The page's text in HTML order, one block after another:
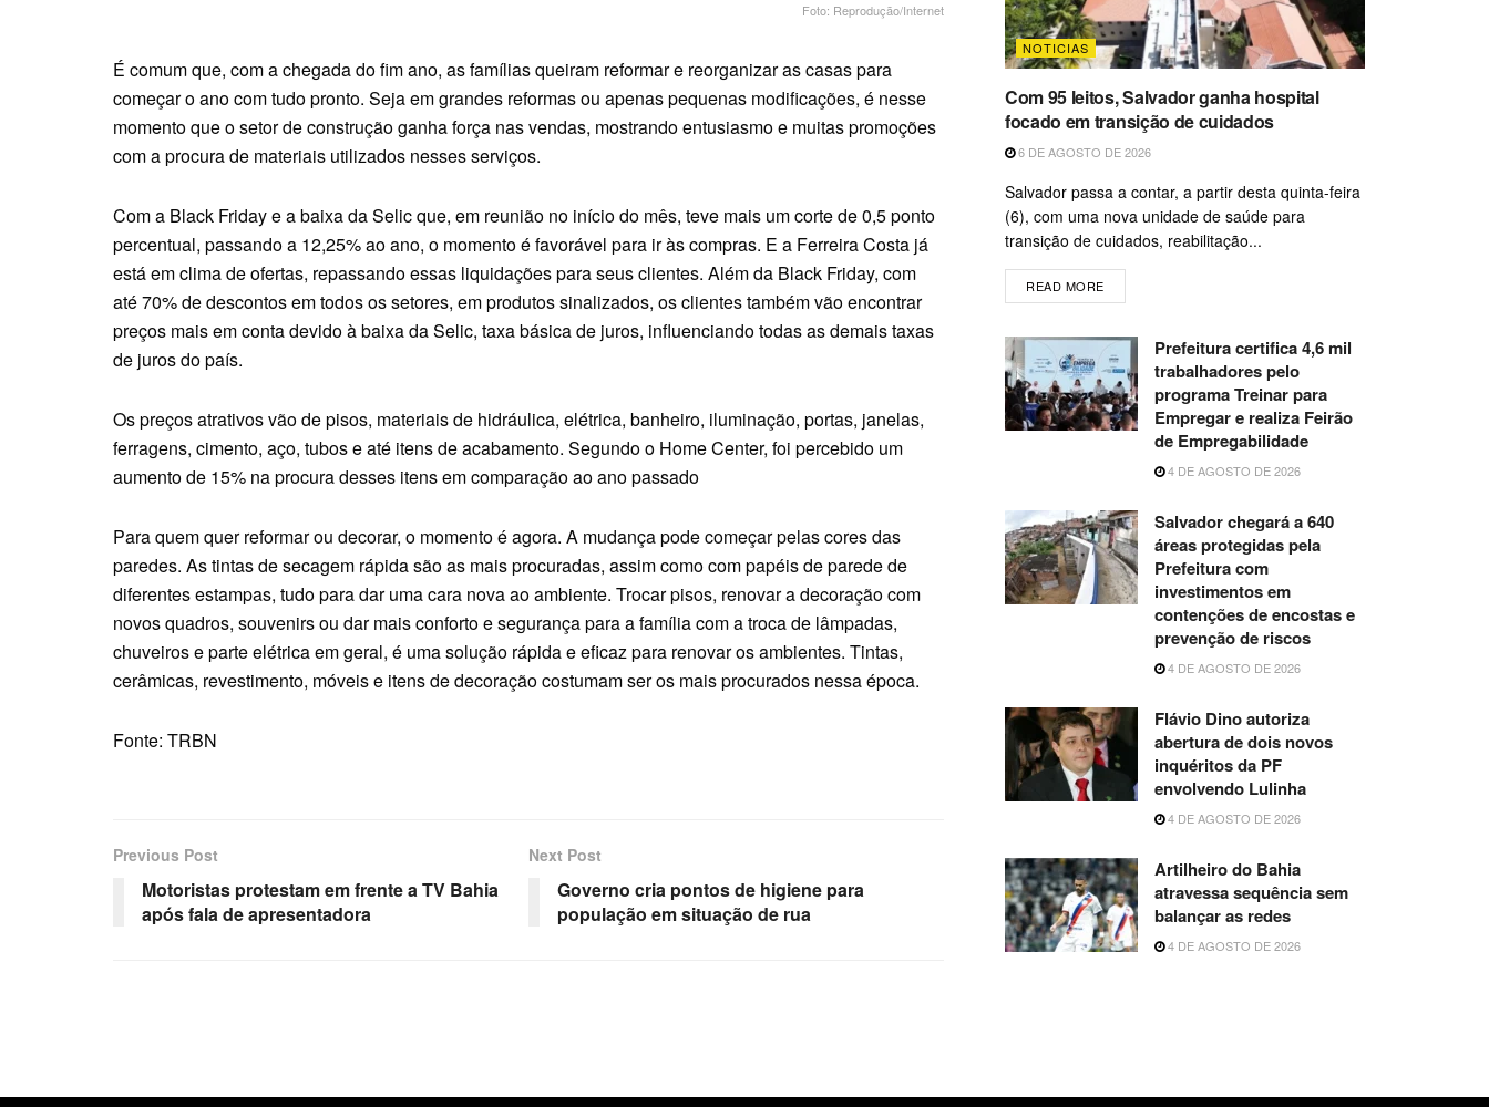
Foto: Reprodução/Internet
É comum que, com a chegada do fim ano, as famílias queiram reformar e reorganizar as casas para
começar o ano com tudo pronto. Seja em grandes reformas ou apenas pequenas modificações, é nesse
momento que o setor de construção ganha força nas vendas, mostrando entusiasmo e muitas promoções
com a procura de materiais utilizados nesses serviços.
Com a Black Friday e a baixa da Selic que, em reunião no início do mês, teve mais um corte de 0,5 ponto
percentual, passando a 12,25% ao ano, o momento é favorável para ir às compras. E a Ferreira Costa já
está em clima de ofertas, repassando essas liquidações para seus clientes. Além da Black Friday, com
até 70% de descontos em todos os setores, em produtos sinalizados, os clientes também vão encontrar
preços mais em conta devido à baixa da Selic, taxa básica de juros, influenciando todas as demais taxas
de juros do país.
Os preços atrativos vão de pisos, materiais de hidráulica, elétrica, banheiro, iluminação, portas, janelas,
ferragens, cimento, aço, tubos e até itens de acabamento. Segundo o Home Center, foi percebido um
aumento de 15% na procura desses itens em comparação ao ano passado
Para quem quer reformar ou decorar, o momento é agora. A mudança pode começar pelas cores das
paredes. As tintas de secagem rápida são as mais procuradas, assim como com papéis de parede de
diferentes estampas, tudo para dar uma cara nova ao ambiente. Trocar pisos, renovar a decoração com
novos quadros, souvenirs ou dar mais conforto e segurança para a família com a troca de lâmpadas,
chuveiros e parte elétrica em geral, é uma solução rápida e eficaz para renovar os ambientes. Tintas,
cerâmicas, revestimento, móveis e itens de decoração costumam ser os mais procurados nessa época.
Fonte: TRBN
Previous Post
Motoristas protestam em frente a TV Bahia
após fala de apresentadora
Next Post
Governo cria pontos de higiene para
população em situação de rua
NOTICIAS
Com 95 leitos, Salvador ganha hospital
focado em transição de cuidados
6 DE AGOSTO DE 2026
Salvador passa a contar, a partir desta quinta-feira
(6), com uma nova unidade de saúde para
transição de cuidados, reabilitação...
READ MORE
Prefeitura certifica 4,6 mil
trabalhadores pelo
programa Treinar para
Empregar e realiza Feirão
de Empregabilidade
4 DE AGOSTO DE 2026
Salvador chegará a 640
áreas protegidas pela
Prefeitura com
investimentos em
contenções de encostas e
prevenção de riscos
4 DE AGOSTO DE 2026
Flávio Dino autoriza
abertura de dois novos
inquéritos da PF
envolvendo Lulinha
4 DE AGOSTO DE 2026
Artilheiro do Bahia
atravessa sequência sem
balançar as redes
4 DE AGOSTO DE 2026